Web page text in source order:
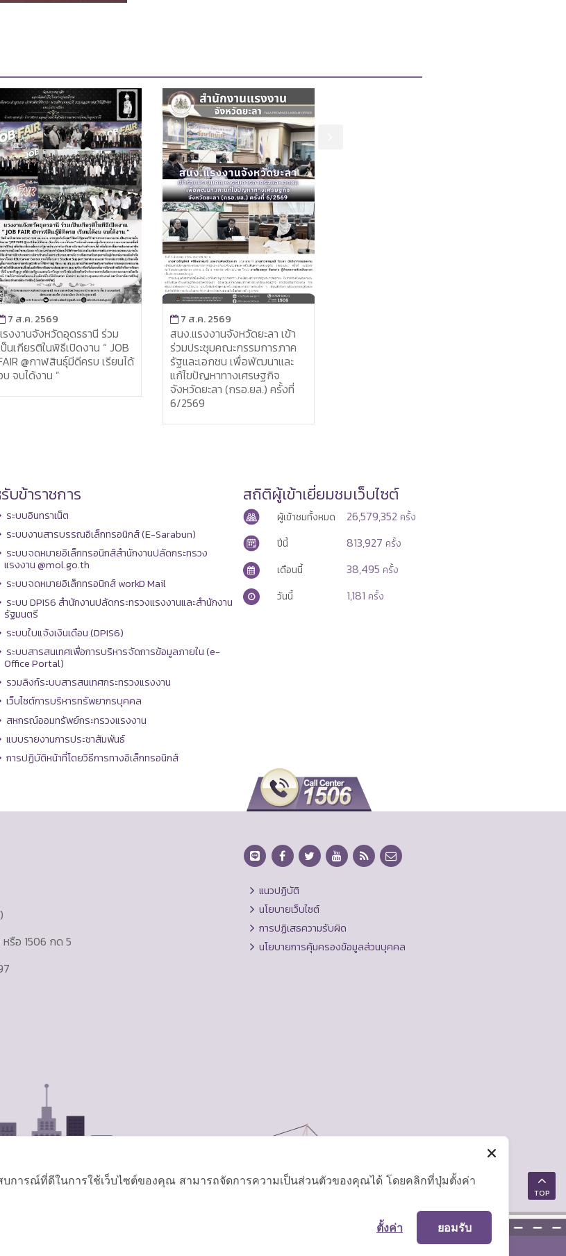
7 ส.ค. 2569
นง.แรงงานจังหวัดยะลา เข้า
วมประชุมคณะกรรมการภาค
ฐและเอกชน เพื่อพัฒนาและ
ก้ไขปัญหาทางเศรษฐกิจ
7 ส.ค. 2569
แรงงานจังหวัดยะลา ประชุม
ติดตามและประเมินผลการดำเนิน
งานตามแผนการตรวจราชการ
ของผู้ตรวจราชการกระทรวง
แรงงาน รอบที่ 3ประจำ
ปีงบประมาณ พ.ศ. 2569
บข้าราชการ
ระบบอินทราเน็ต
ระบบงานสารบรรณอิเล็กทรอนิกส์ (E-Sarabun)
ระบบจดหมายอิเล็กทรอนิกส์สำนักงานปลัดกระทรวง
แรงงาน @mol.go.th
ระบบจดหมายอิเล็กทรอนิกส์ workD Mail
ระบบ DPIS6 สำนักงานปลัดกระทรวงแรงงานและสำนักงาน
รัฐมนตรี
ระบบใบแจ้งเงินเดือน (DPIS6)
ระบบสารสนเทศเพื่อการบริหารจัดการข้อมูลภายใน (e-
Office Portal)
รวมลิงก์ระบบสารสนเทศกระทรวงแรงงาน
เว็บไซต์การบริหารทรัพยากรบุคคล
สหกรณ์ออมทรัพย์กระทรวงแรงงาน
แบบรายงานการประชาสัมพันธ์
การปฏิบัติหน้าที่โดยวิธีการทางอิเล็กทรอนิกส์
สถิติผู้เข้าเยี่ยมชมเว็บไซต์
ผู้เข้าชมทั้งหมด 26,579,352 ครั้ง
ปีนี้
813,927 ครั้ง
เดือนนี้
38,495 ครั้ง
วันนี้
1,181 ครั้ง
รือ 1506 กด 5
แนวปฏิบัติ
นโยบายเว็บไซต์
การปฏิเสธความรับผิด
นโยบายการคุ้มครองข้อมูลส่วนบุคคล
TOP
การณ์ที่ดีในการใช้เว็บไซต์ของคุณ สามารถจัดการความเป็นส่วนตัวของคุณได้ โดยคลิกที่ปุ่มตั้งค่า
ยอมรับ
ตั้งค่า